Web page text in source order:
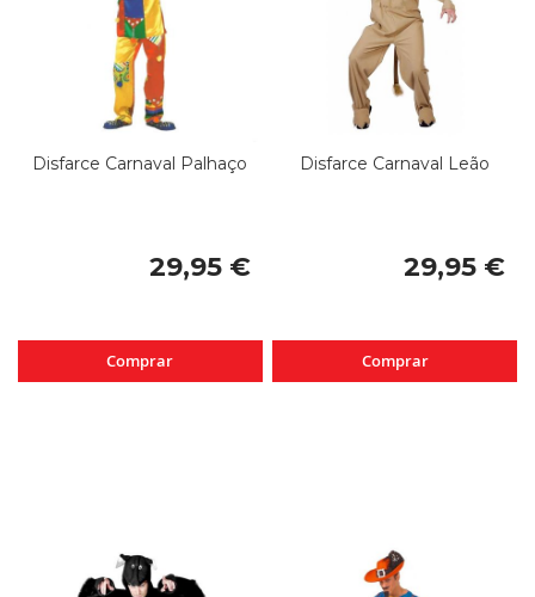
Disfarce Carnaval Palhaço
29,95 €
Comprar
Disfarce Carnaval Leão
29,95 €
Comprar